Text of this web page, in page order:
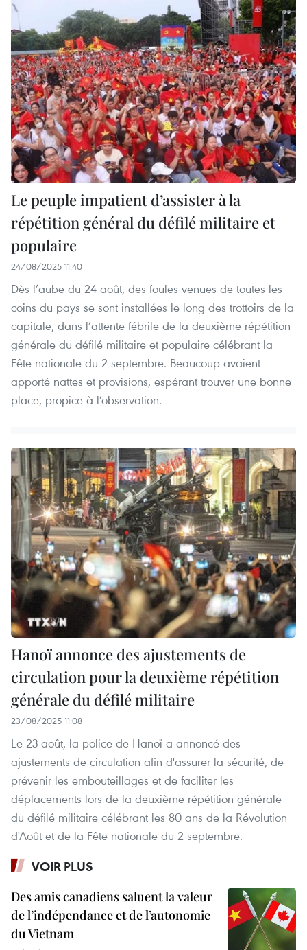
Le peuple impatient d’assister à la
répétition général du défilé militaire et
populaire
24/08/2025 11:40
Dès l’aube du 24 août, des foules venues de toutes les
coins du pays se sont installées le long des trottoirs de la
capitale, dans l’attente fébrile de la deuxième répétition
générale du défilé militaire et populaire célébrant la
Fête nationale du 2 septembre. Beaucoup avaient
apporté nattes et provisions, espérant trouver une bonne
place, propice à l’observation.
Hanoï annonce des ajustements de
circulation pour la deuxième répétition
générale du défilé militaire
23/08/2025 11:08
Le 23 août, la police de Hanoï a annoncé des
ajustements de circulation afin d'assurer la sécurité, de
prévenir les embouteillages et de faciliter les
déplacements lors de la deuxième répétition générale
du défilé militaire célébrant les 80 ans de la Révolution
d'Août et de la Fête nationale du 2 septembre.
VOIR PLUS
Des amis canadiens saluent la valeur
de l’indépendance et de l’autonomie
du Vietnam